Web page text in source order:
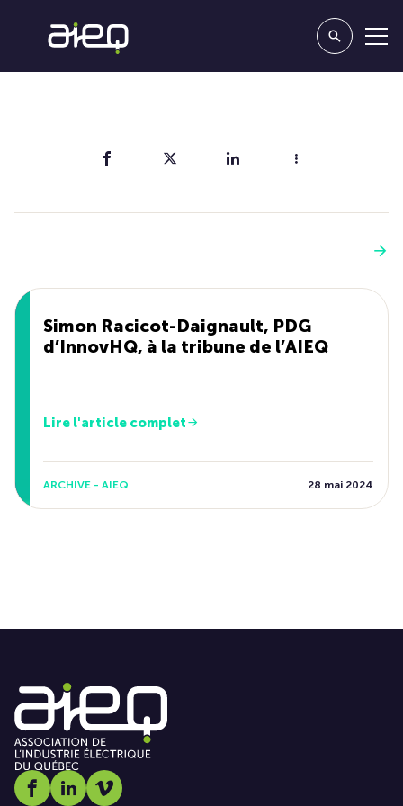
Simon Racicot-Daignault, PDG
d’InnovHQ, à la tribune de l’AIEQ
Lire l'article complet
ARCHIVE - AIEQ 28 mai 2024
Social media link icon-facebook
Social media link icon-linkedin
Social media link icon-vimeo